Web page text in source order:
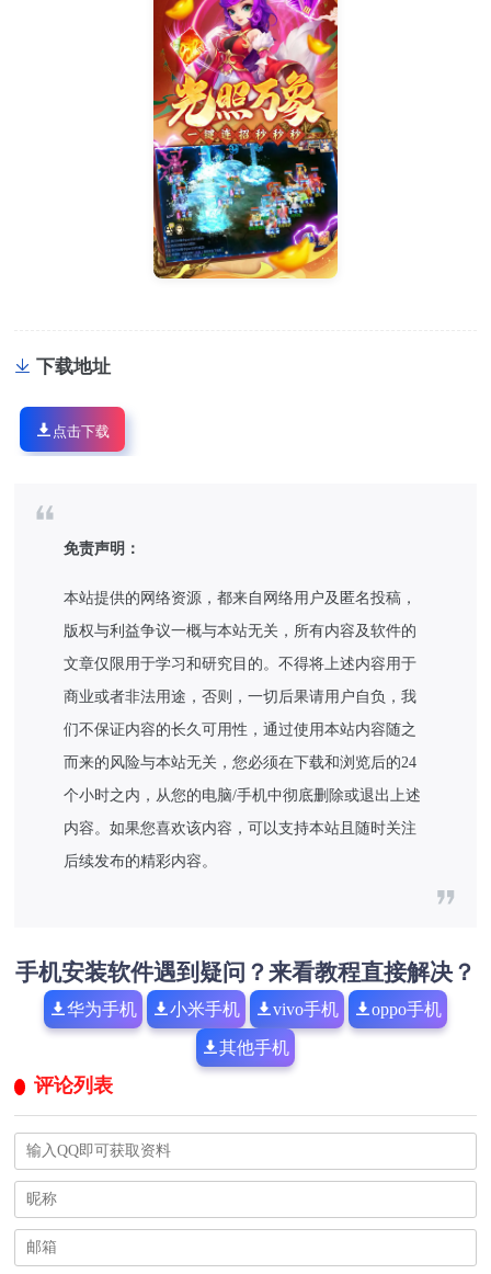
下载地址
点击下载
免责声明：
本站提供的网络资源，都来自网络用户及匿名投稿，
版权与利益争议一概与本站无关，所有内容及软件的
文章仅限用于学习和研究目的。不得将上述内容用于
商业或者非法用途，否则，一切后果请用户自负，我
们不保证内容的长久可用性，通过使用本站内容随之
而来的风险与本站无关，您必须在下载和浏览后的24
个小时之内，从您的电脑/手机中彻底删除或退出上述
内容。如果您喜欢该内容，可以支持本站且随时关注
后续发布的精彩内容。
手机安装软件遇到疑问？来看教程直接解决？
华为手机 小米手机 vivo手机 oppo手机
其他手机
评论列表